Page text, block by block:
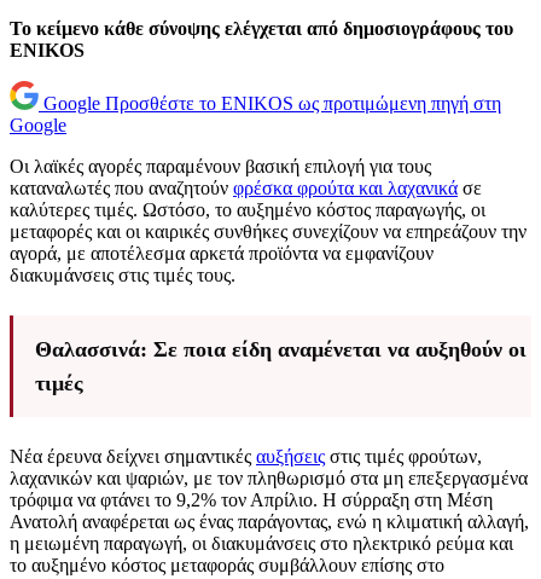
Το κείμενο κάθε σύνοψης ελέγχεται από δημοσιογράφους του
ENIKOS
Google Προσθέστε το ENIKOS ως προτιμώμενη πηγή στη
Google
Οι λαϊκές αγορές παραμένουν βασική επιλογή για τους
καταναλωτές που αναζητούν φρέσκα φρούτα και λαχανικά σε
καλύτερες τιμές. Ωστόσο, το αυξημένο κόστος παραγωγής, οι
μεταφορές και οι καιρικές συνθήκες συνεχίζουν να επηρεάζουν την
αγορά, με αποτέλεσμα αρκετά προϊόντα να εμφανίζουν
διακυμάνσεις στις τιμές τους.
Θαλασσινά: Σε ποια είδη αναμένεται να αυξηθούν οι
τιμές
Νέα έρευνα δείχνει σημαντικές αυξήσεις στις τιμές φρούτων,
λαχανικών και ψαριών, με τον πληθωρισμό στα μη επεξεργασμένα
τρόφιμα να φτάνει το 9,2% τον Απρίλιο. Η σύρραξη στη Μέση
Ανατολή αναφέρεται ως ένας παράγοντας, ενώ η κλιματική αλλαγή,
η μειωμένη παραγωγή, οι διακυμάνσεις στο ηλεκτρικό ρεύμα και
το αυξημένο κόστος μεταφοράς συμβάλλουν επίσης στο